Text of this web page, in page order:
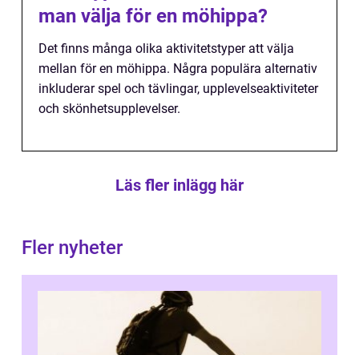
man välja för en möhippa?
Det finns många olika aktivitetstyper att välja
mellan för en möhippa. Några populära alternativ
inkluderar spel och tävlingar, upplevelseaktiviteter
och skönhetsupplevelser.
Läs fler inlägg här
Fler nyheter